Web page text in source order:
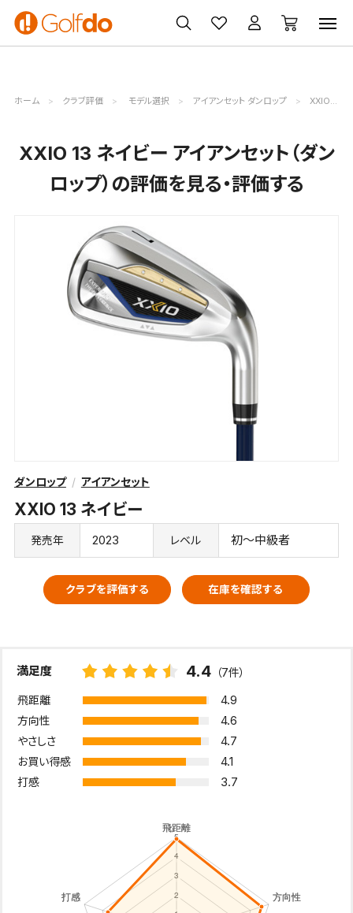
ゴルフ
クラブ
ゴルフ用品
買取
無料査定
クーポン
一覧
ホーム クラブ評価 モデル選択 アイアンセット ダンロップ XXIO 13 ネイビー評価詳細
XXIO 13 ネイビー アイアンセット（ダン
ロップ）の評価を見る・評価する
ダンロップ アイアンセット
XXIO 13 ネイビー
発売年 2023 レベル 初～中級者
クラブを評価する 在庫を確認する
満足度 4.4 （7件）
飛距離 4.9
方向性 4.6
やさしさ 4.7
お買い得感 4.1
打感 3.7